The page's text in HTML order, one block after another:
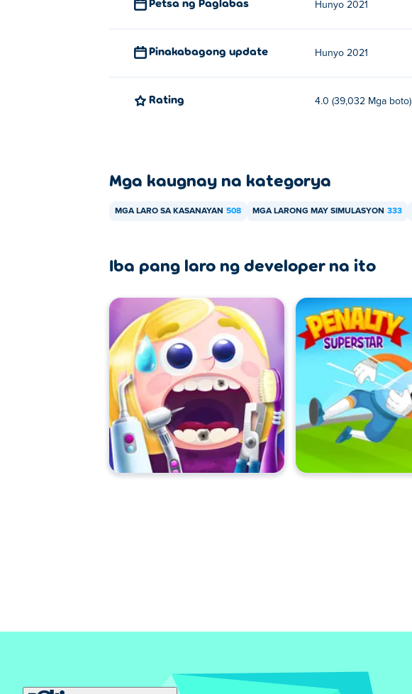
Hunyo 2021
Pinakabagong update Hunyo 2021
Rating 4.0 (39,032 Mga boto)
Mga kaugnay na kategorya
MGA LARO SA KASANAYAN 508 MGA LARONG MAY SIMULASYON 333
Iba pang laro ng developer na ito